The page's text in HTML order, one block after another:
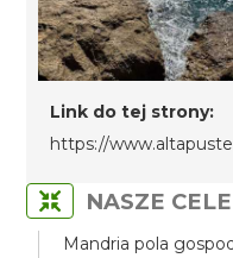
Link do tej strony:
https://
NASZE CELE
Mandria pola